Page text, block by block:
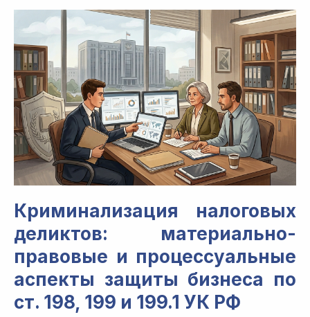
Криминализация налоговых
деликтов: материально-
правовые и процессуальные
аспекты защиты бизнеса по
ст. 198, 199 и 199.1 УК РФ